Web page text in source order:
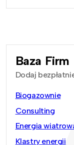
Baza Firm
Dodaj
Biogazownie
Consulting
Energia
Klastry energii